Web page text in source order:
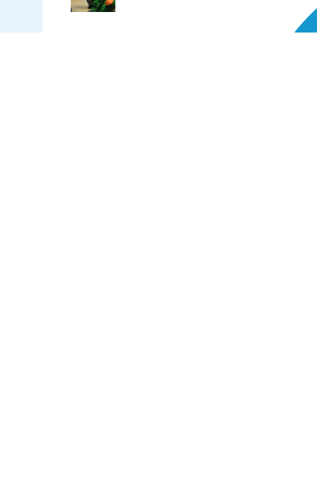
アンダーグラウンドからオーバーグラウンド